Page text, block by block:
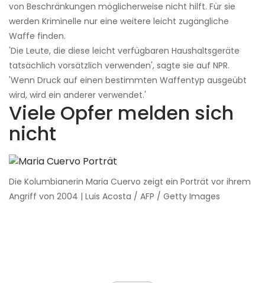
von Beschränkungen möglicherweise nicht hilft. Für sie
werden Kriminelle nur eine weitere leicht zugängliche
Waffe finden.
'Die Leute, die diese leicht verfügbaren Haushaltsgeräte
tatsächlich vorsätzlich verwenden', sagte sie auf NPR.
'Wenn Druck auf einen bestimmten Waffentyp ausgeübt
wird, wird ein anderer verwendet.'
Viele Opfer melden sich
nicht
Die Kolumbianerin Maria Cuervo zeigt ein Porträt vor ihrem
Angriff von 2004 | Luis Acosta / AFP / Getty Images